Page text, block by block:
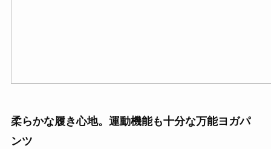
柔らかな履き心地。運動機能も十分な万能ヨガパ
ンツ